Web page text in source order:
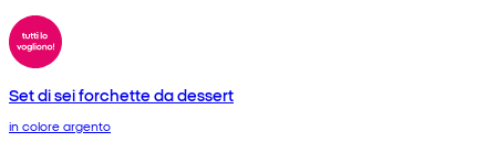
Set di sei forchette da dessert
in colore argento